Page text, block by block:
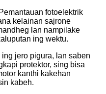
fotoelektrik
kelainan sajrone
lan nampilake
ing wektu.
jero pigura, lan saben
protektor, sing bisa
kanthi kakehan
kabeh.